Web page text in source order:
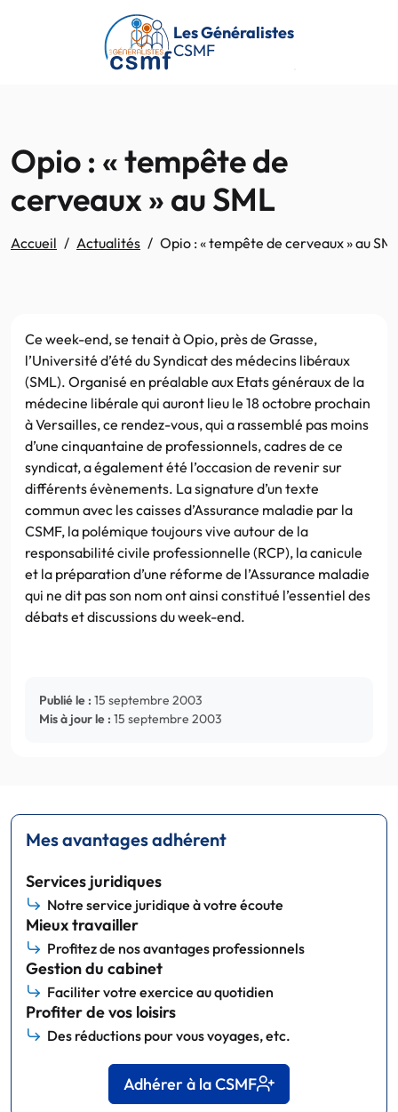
Passer au contenu principal
Les Généralistes
CSMF
Opio : « tempête de
cerveaux » au SML
Accueil Actualités Opio : « tempête de cerveaux » au
Ce week-end, se tenait à Opio, près de Grasse,
l’Université d’été du Syndicat des médecins libéraux
(SML). Organisé en préalable aux Etats généraux de la
médecine libérale qui auront lieu le 18 octobre prochain
à Versailles, ce rendez-vous, qui a rassemblé pas moins
d’une cinquantaine de professionnels, cadres de ce
syndicat, a également été l’occasion de revenir sur
différents évènements. La signature d’un texte
commun avec les caisses d’Assurance maladie par la
CSMF, la polémique toujours vive autour de la
responsabilité civile professionnelle (RCP), la canicule
et la préparation d’une réforme de l’Assurance maladie
qui ne dit pas son nom ont ainsi constitué l’essentiel des
débats et discussions du week-end.
Publié le : 15 septembre 2003
Mis à jour le : 15 septembre 2003
Mes avantages adhérent
Services juridiques
Notre service juridique à votre écoute
Mieux travailler
Profitez de nos avantages professionnels
Gestion du cabinet
Faciliter votre exercice au quotidien
Profiter de vos loisirs
Des réductions pour vous voyages, etc.
Adhérer à la CSMF